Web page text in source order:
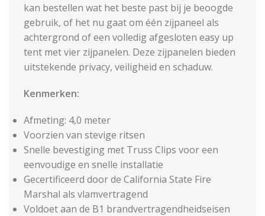
kan bestellen wat het beste past bij je beoogde
gebruik, of het nu gaat om één zijpaneel als
achtergrond of een volledig afgesloten easy up
tent met vier zijpanelen. Deze zijpanelen bieden
uitstekende privacy, veiligheid en schaduw.
Kenmerken:
Afmeting: 4,0 meter
Voorzien van stevige ritsen
Snelle bevestiging met Truss Clips voor een
eenvoudige en snelle installatie
Gecertificeerd door de California State Fire
Marshal als vlamvertragend
Voldoet aan de B1 brandvertragendheidseisen